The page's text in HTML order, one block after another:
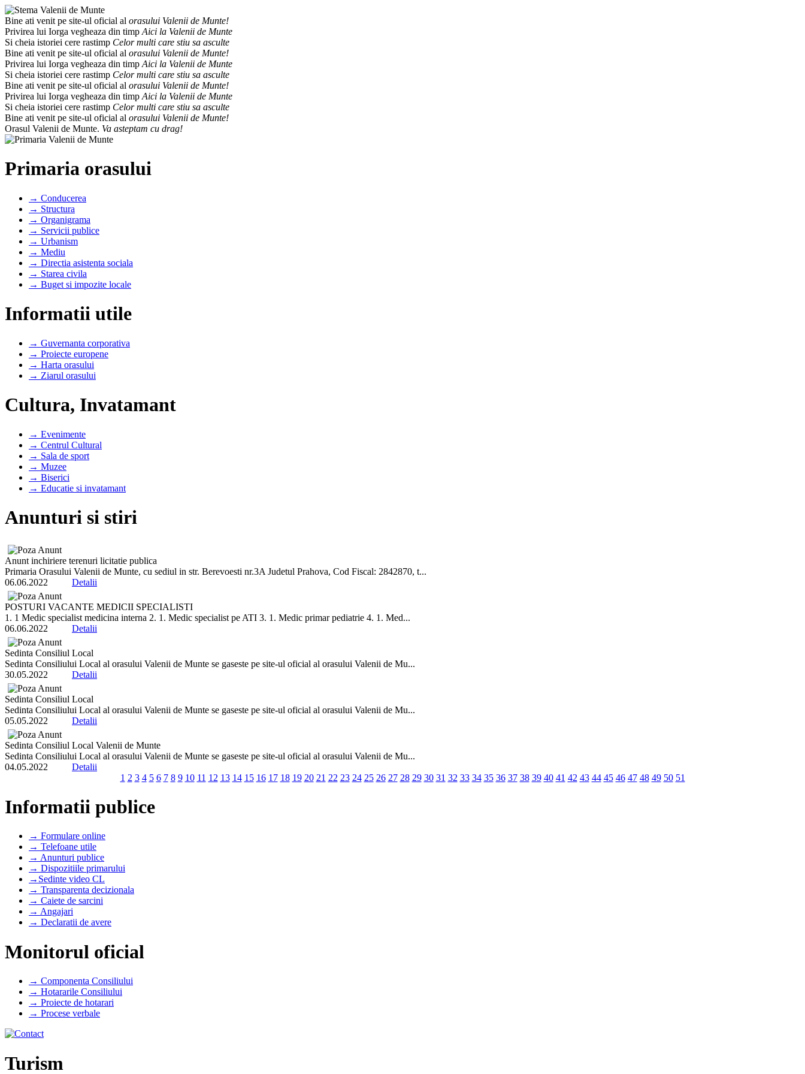
Bine ati venit pe site-ul oficial al orasului Valenii de Munte!
Privirea lui Iorga vegheaza din timp Aici la Valenii de Munte
Si cheia istoriei cere rastimp Celor multi care stiu sa asculte
Bine ati venit pe site-ul oficial al orasului Valenii de Munte!
Privirea lui Iorga vegheaza din timp Aici la Valenii de Munte
Si cheia istoriei cere rastimp Celor multi care stiu sa asculte
Bine ati venit pe site-ul oficial al orasului Valenii de Munte!
Privirea lui Iorga vegheaza din timp Aici la Valenii de Munte
Si cheia istoriei cere rastimp Celor multi care stiu sa asculte
Bine ati venit pe site-ul oficial al orasului Valenii de Munte!
Orasul Valenii de Munte. Va asteptam cu drag!
Primaria orasului
→ Conducerea
→ Structura
→ Organigrama
→ Servicii publice
→ Urbanism
→ Mediu
→ Directia asistenta sociala
→ Starea civila
→ Buget si impozite locale
Informatii utile
→ Guvernanta corporativa
→ Proiecte europene
→ Harta orasului
→ Ziarul orasului
Cultura, Invatamant
→ Evenimente
→ Centrul Cultural
→ Sala de sport
→ Muzee
→ Biserici
→ Educatie si invatamant
Anunturi si stiri
Anunt inchiriere terenuri licitatie publica
Primaria Orasului Valenii de Munte, cu sediul in str. Berevoesti nr.3A Judetul Prahova, Cod Fiscal: 2842870, t...
06.06.2022 Detalii
POSTURI VACANTE MEDICII SPECIALISTI
1. 1 Medic specialist medicina interna 2. 1. Medic specialist pe ATI 3. 1. Medic primar pediatrie 4. 1. Med...
06.06.2022 Detalii
Sedinta Consiliul Local
Sedinta Consiliului Local al orasului Valenii de Munte se gaseste pe site-ul oficial al orasului Valenii de Mu...
30.05.2022 Detalii
Sedinta Consiliul Local
Sedinta Consiliului Local al orasului Valenii de Munte se gaseste pe site-ul oficial al orasului Valenii de Mu...
05.05.2022 Detalii
Sedinta Consiliul Local Valenii de Munte
Sedinta Consiliului Local al orasului Valenii de Munte se gaseste pe site-ul oficial al orasului Valenii de Mu...
04.05.2022 Detalii
1 2 3 4 5 6 7 8 9 10 11 12 13 14 15 16 17 18 19 20 21 22 23 24 25 26 27 28 29 30 31 32 33 34 35 36 37 38 39 40 41 42 43 44 45 46 47 48 49 50 51
Informatii publice
→ Formulare online
→ Telefoane utile
→ Anunturi publice
→ Dispozitiile primarului
→Sedinte video CL
→ Transparenta decizionala
→ Caiete de sarcini
→ Angajari
→ Declaratii de avere
Monitorul oficial
→ Componenta Consiliului
→ Hotararile Consiliului
→ Proiecte de hotarari
→ Procese verbale
Turism